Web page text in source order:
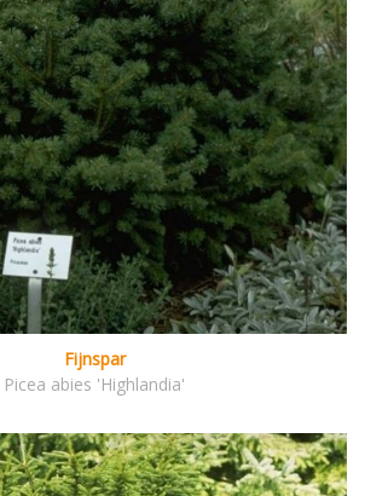
Fijnspar
Picea abies 'Highlandia'